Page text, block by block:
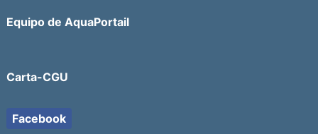
Equipo de AquaPortail
Carta-CGU
Facebook